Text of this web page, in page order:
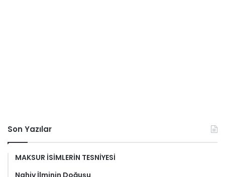
Son Yazılar
MAKSUR İSİMLERİN TESNİYESİ
Nahiv İlminin Doğuşu